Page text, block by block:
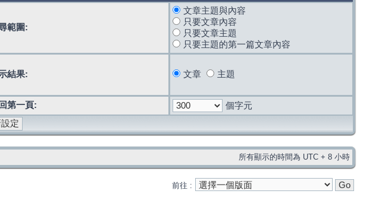
範圍:
文章主題與內容
只要文章內容
只要文章主題
只要主題的第一篇文章內容
結果: 文章 主題
第一頁: 個字元
所有顯示的時間為 UTC + 8 小時
前往 :